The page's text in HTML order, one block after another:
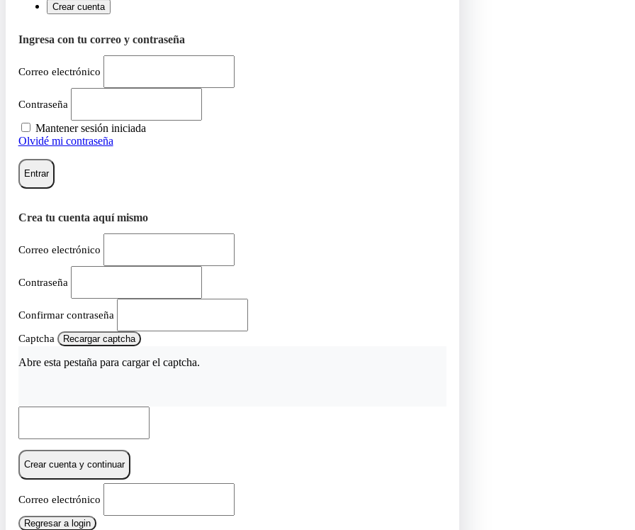
Crear cuenta
Ingresa con tu correo y contraseña
Correo electrónico
Contraseña
Mantener sesión iniciada
Olvidé mi contraseña
Entrar
Crea tu cuenta aquí mismo
Correo electrónico
Contraseña
Confirmar contraseña
Captcha Recargar captcha
Abre esta pestaña para cargar el captcha.
Crear cuenta y continuar
Correo electrónico
Regresar a login